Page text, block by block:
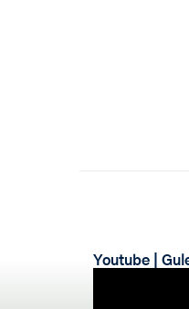
Youtube |